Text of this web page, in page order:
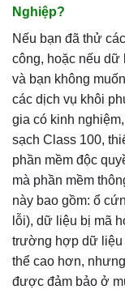
Nghiệp?
Nếu bạn đã thử
công, hoặc nếu dữ
và bạn không
các dịch vụ khôi
gia có kinh
sạch Class 100,
phần mềm độc
mà phần mềm
này bao gồm: ổ
lỗi), dữ liệu bị mã
trường hợp dữ liệu
thể cao hơn,
được đảm bảo ở